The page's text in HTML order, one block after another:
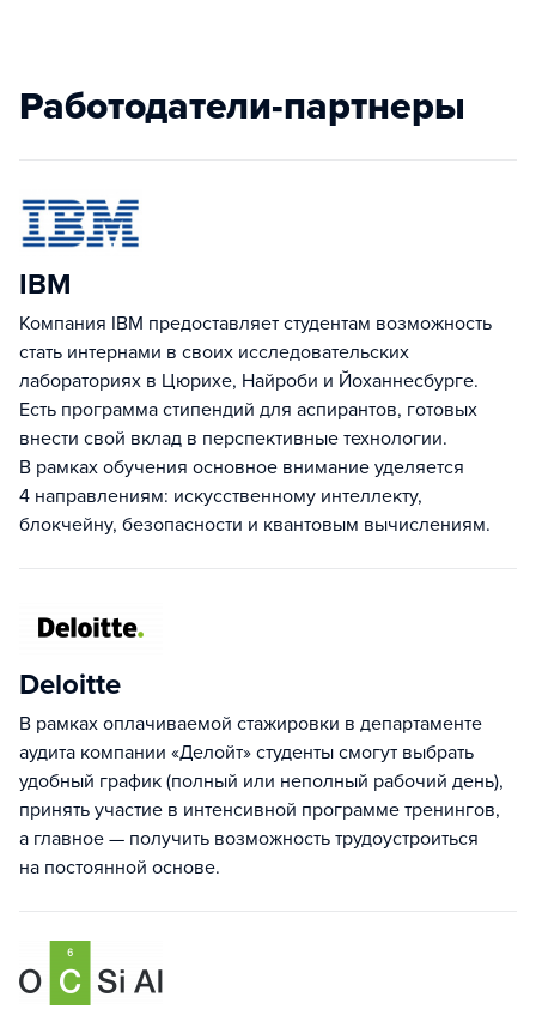
Работодатели-партнеры
IBM
Компания IBM предоставляет студентам возможность
стать интернами в своих исследовательских
лабораториях в Цюрихе, Найроби и Йоханнесбурге.
Есть программа стипендий для аспирантов, готовых
внести свой вклад в перспективные технологии.
В рамках обучения основное внимание уделяется
4 направлениям: искусственному интеллекту,
блокчейну, безопасности и квантовым вычислениям.
Deloitte
В рамках оплачиваемой стажировки в департаменте
аудита компании «Делойт» студенты смогут выбрать
удобный график (полный или неполный рабочий день),
принять участие в интенсивной программе тренингов,
а главное — получить возможность трудоустроиться
на постоянной основе.